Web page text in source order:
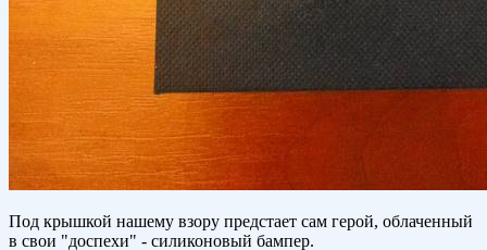
Под крышкой нашему взору предстает сам герой, облаченный
в свои "доспехи" - силиконовый бампер.